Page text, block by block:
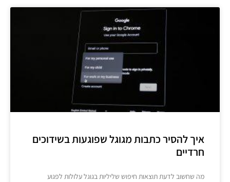
איך להסיר כתבות מגוגל שפוגעות בשידוכים
חרדיים
מה שחשוב לדעת תוצאות חיפוש שליליות בגוגל עלולות לפגוע